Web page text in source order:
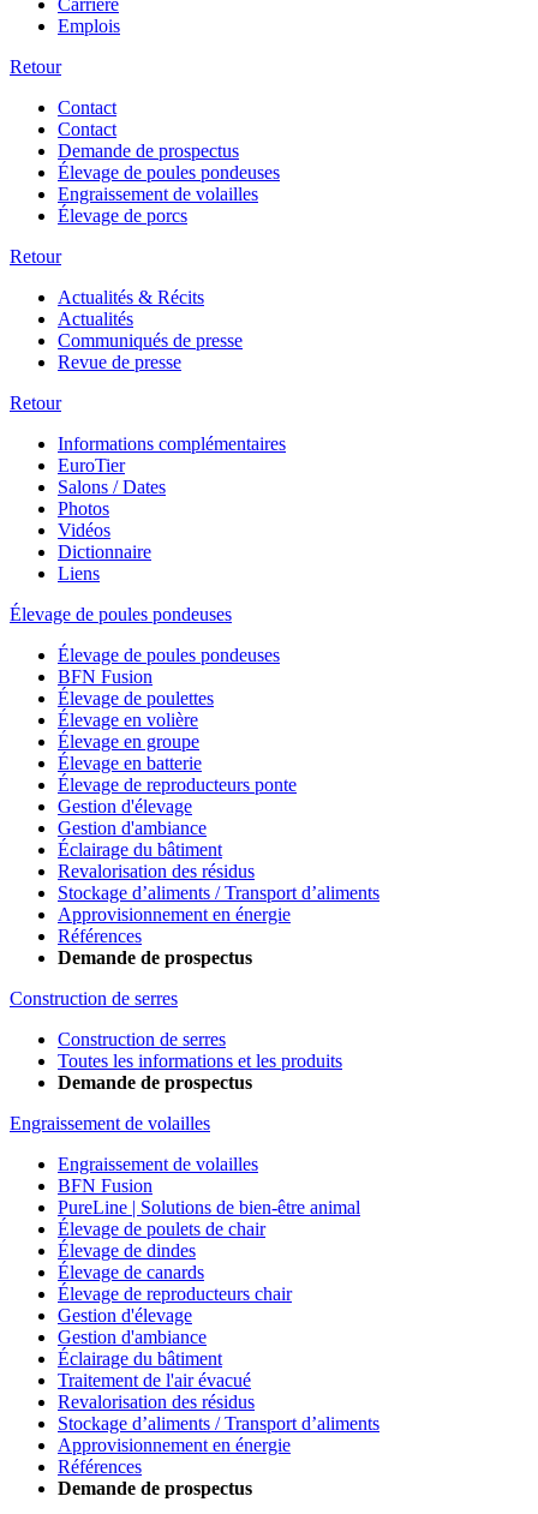
Carrière
Emplois
Retour
Contact
Contact
Demande de prospectus
Élevage de poules pondeuses
Engraissement de volailles
Élevage de porcs
Retour
Actualités & Récits
Actualités
Communiqués de presse
Revue de presse
Retour
Informations complémentaires
EuroTier
Salons / Dates
Photos
Vidéos
Dictionnaire
Liens
Élevage de poules pondeuses
Élevage de poules pondeuses
BFN Fusion
Élevage de poulettes
Élevage en volière
Élevage en groupe
Élevage en batterie
Élevage de reproducteurs ponte
Gestion d'élevage
Gestion d'ambiance
Éclairage du bâtiment
Revalorisation des résidus
Stockage d’aliments / Transport d’aliments
Approvisionnement en énergie
Références
Demande de prospectus
Construction de serres
Construction de serres
Toutes les informations et les produits
Demande de prospectus
Engraissement de volailles
Engraissement de volailles
BFN Fusion
PureLine | Solutions de bien-être animal
Élevage de poulets de chair
Élevage de dindes
Élevage de canards
Élevage de reproducteurs chair
Gestion d'élevage
Gestion d'ambiance
Éclairage du bâtiment
Traitement de l'air évacué
Revalorisation des résidus
Stockage d’aliments / Transport d’aliments
Approvisionnement en énergie
Références
Demande de prospectus